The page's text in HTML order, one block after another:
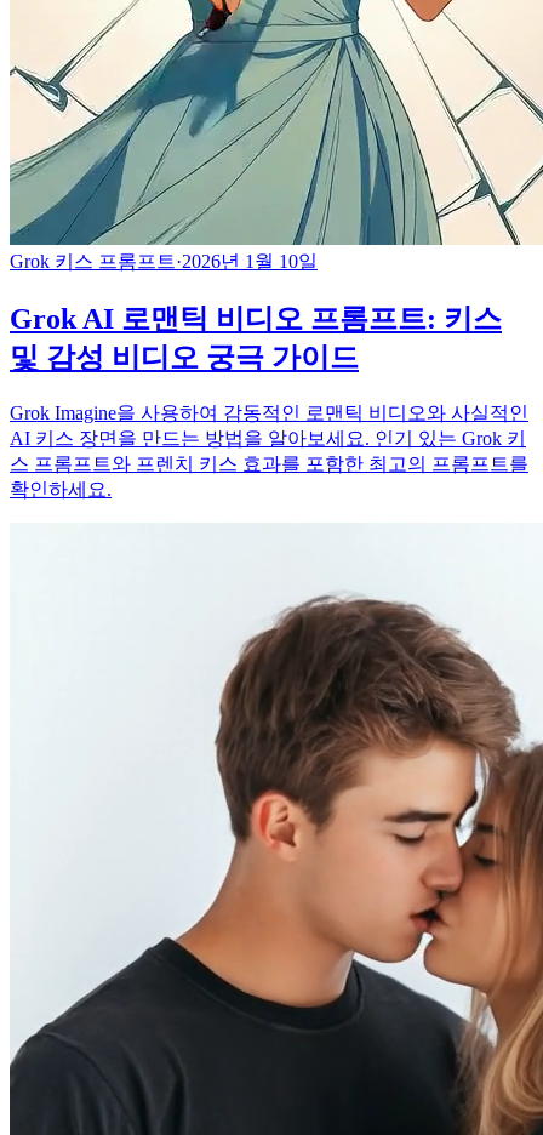
Grok 키스 프롬프트·2026년 1월 10일
Grok AI 로맨틱 비디오 프롬프트: 키스
및 감성 비디오 궁극 가이드
Grok Imagine을 사용하여 감동적인 로맨틱 비디오와 사실적인
AI 키스 장면을 만드는 방법을 알아보세요. 인기 있는 Grok 키
스 프롬프트와 프렌치 키스 효과를 포함한 최고의 프롬프트를
확인하세요.